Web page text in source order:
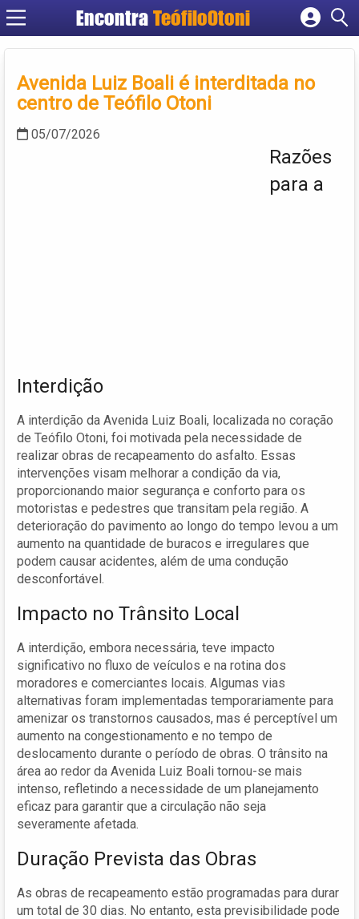
Encontra TeófiloOtoni
Cadastrar empresa
Criar conta
Avenida Luiz Boali é interditada no
centro de Teófilo Otoni
05/07/2026
Razões
para a
Interdição
A interdição da Avenida Luiz Boali, localizada no coração
de Teófilo Otoni, foi motivada pela necessidade de
realizar obras de recapeamento do asfalto. Essas
intervenções visam melhorar a condição da via,
proporcionando maior segurança e conforto para os
motoristas e pedestres que transitam pela região. A
deterioração do pavimento ao longo do tempo levou a um
aumento na quantidade de buracos e irregulares que
podem causar acidentes, além de uma condução
desconfortável.
Impacto no Trânsito Local
A interdição, embora necessária, teve impacto
significativo no fluxo de veículos e na rotina dos
moradores e comerciantes locais. Algumas vias
alternativas foram implementadas temporariamente para
amenizar os transtornos causados, mas é perceptível um
aumento na congestionamento e no tempo de
deslocamento durante o período de obras. O trânsito na
área ao redor da Avenida Luiz Boali tornou-se mais
intenso, refletindo a necessidade de um planejamento
eficaz para garantir que a circulação não seja
severamente afetada.
Duração Prevista das Obras
As obras de recapeamento estão programadas para durar
um total de 30 dias. No entanto, esta previsibilidade pode